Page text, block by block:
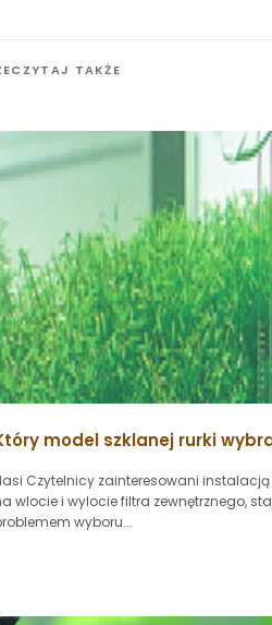
TAKŻE
model szklanej rurki
Czytelnicy zainteresowani
wlocie i wylocie filtra zewnętrznego,
wyboru...